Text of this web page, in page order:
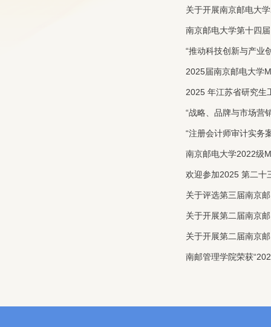
关于开展南京邮电大
南京邮电大学第十四
“推动科技创新与产业
2025届南京邮电大学
2025 年江苏省研究生
“战略、品牌与市场营
“注册会计师审计实务
南京邮电大学2022级
欢迎参加2025 第二十
关于评选第三届南京
关于开展第二届南京
关于开展第二届南京
南邮管理学院荣获